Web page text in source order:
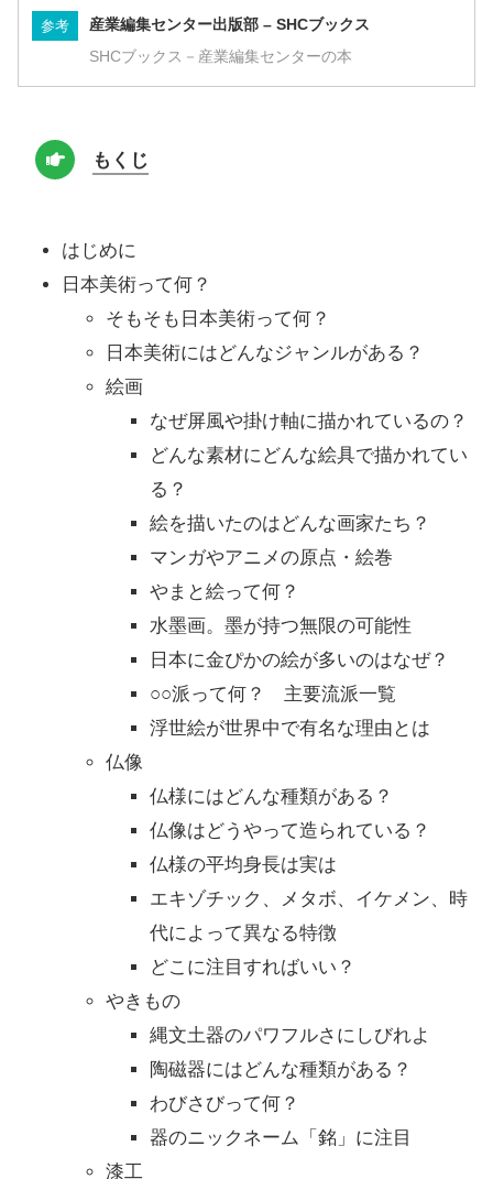
参考 産業編集センター出版部 – SHCブックス
SHCブックス－産業編集センターの本
もくじ
はじめに
日本美術って何？
そもそも日本美術って何？
日本美術にはどんなジャンルがある？
絵画
なぜ屏風や掛け軸に描かれているの？
どんな素材にどんな絵具で描かれてい
る？
絵を描いたのはどんな画家たち？
マンガやアニメの原点・絵巻
やまと絵って何？
水墨画。墨が持つ無限の可能性
日本に金ぴかの絵が多いのはなぜ？
○○派って何？ 主要流派一覧
浮世絵が世界中で有名な理由とは
仏像
仏様にはどんな種類がある？
仏像はどうやって造られている？
仏様の平均身長は実は
エキゾチック、メタボ、イケメン、時
代によって異なる特徴
どこに注目すればいい？
やきもの
縄文土器のパワフルさにしびれよ
陶磁器にはどんな種類がある？
わびさびって何？
器のニックネーム「銘」に注目
漆工